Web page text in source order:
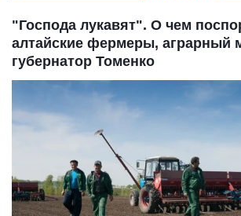
"Господа лукавят". О чем
алтайские фермеры, аграрный
губернатор Томенко